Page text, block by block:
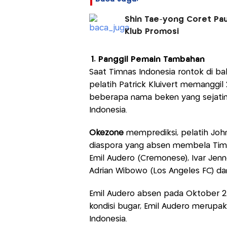
Shin Tae-yong Coret
Klub Promosi
1. Panggil Pemain Tambahan
Saat Timnas Indonesia rontok di
pelatih Patrick Kluivert
beberapa nama beken yang
Indonesia.
Okezonememprediksi, pelatih
diaspora yang absen membela
Emil Audero (Cremonese), Ivar
Adrian Wibowo (Los Angeles FC)
Emil Audero absen pada Oktober
kondisi bugar, Emil Audero
Indonesia.